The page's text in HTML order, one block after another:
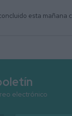
esta mañana
electrónico